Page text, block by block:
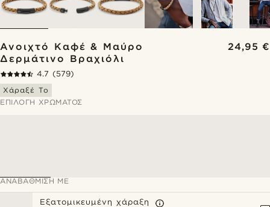
Ανοιχτό Καφέ & Μαύρο
Δερμάτινο Βραχιόλι
24,95 €
4.7 (579)
Χάραξέ Το
ΕΠΙΛΟΓΉ ΧΡΏΜΑΤΟΣ
ΑΝΑΒΆΘΜΙΣΗ ΜΕ
Εξατομικευμένη χάραξη